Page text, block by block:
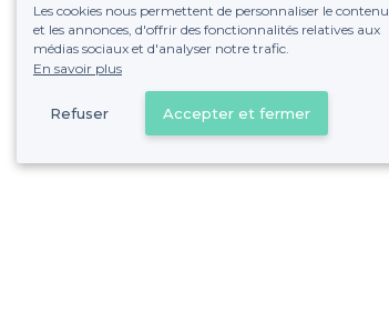
Les cookies nous permettent de personnaliser le contenu
et les annonces, d'offrir des fonctionnalités relatives aux
médias sociaux et d'analyser notre trafic.
En savoir plus
Refuser Accepter et fermer